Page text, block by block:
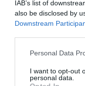
IAB’s list of
also be disclosed by
Downstream
Please note that this
not limited to your
grant or deny
Personal Data
I want to opt-out
personal data.